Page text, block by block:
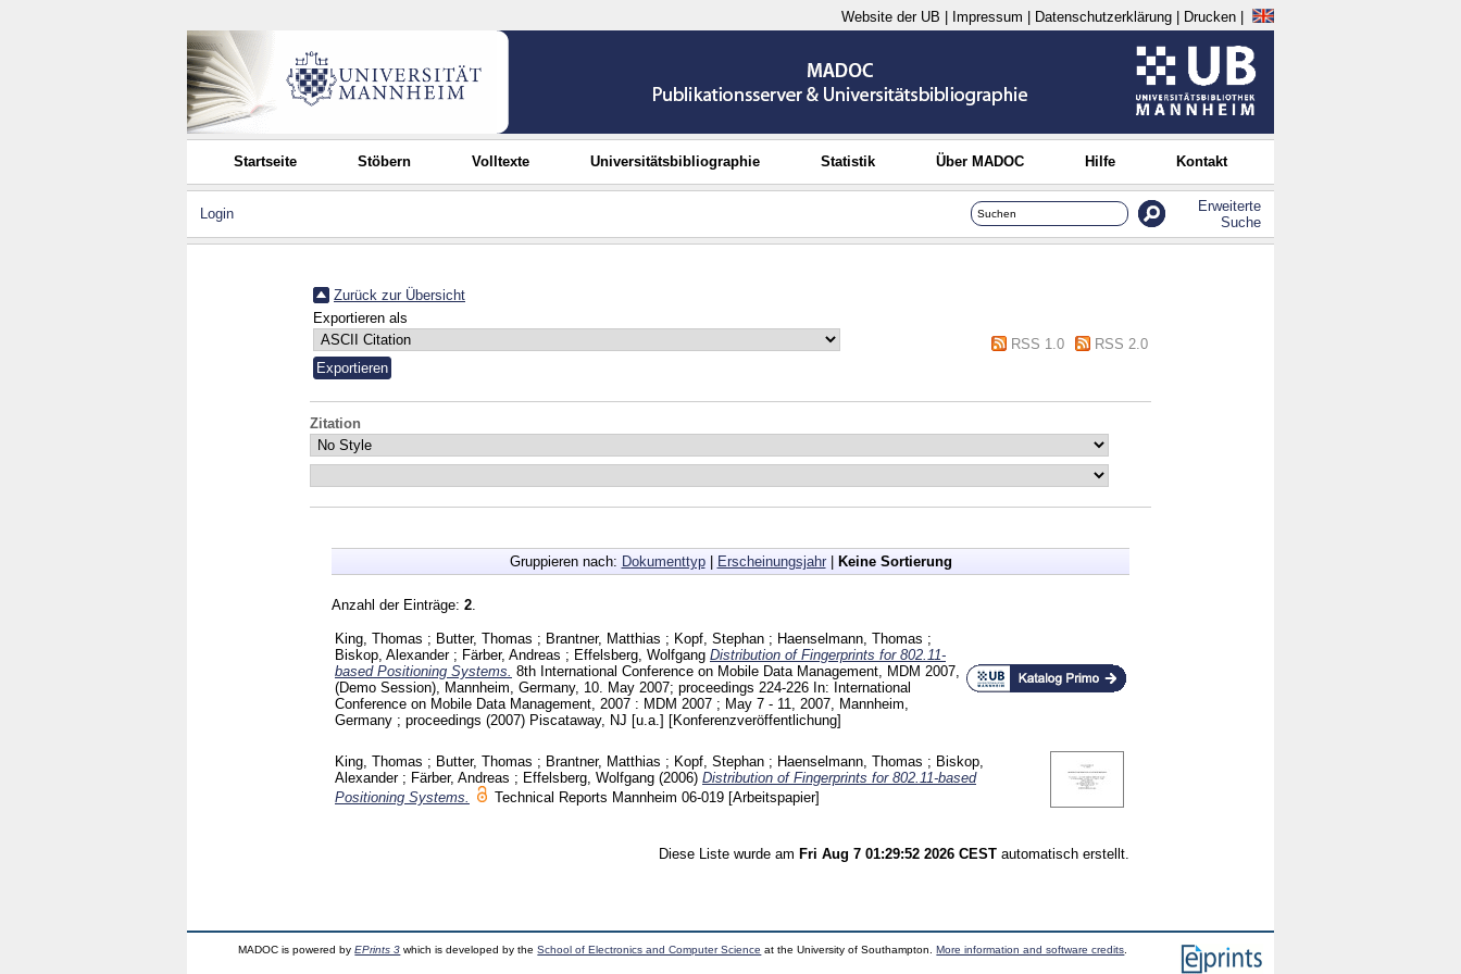
Website der UB Impressum Datenschutzerklärung Drucken
Startseite Stöbern Volltexte Universitätsbibliographie Statistik Über MADOC Hilfe Kontakt
Login
Erweiterte
Suche
Zurück zur Übersicht
Exportieren als
RSS 1.0
RSS 2.0
Zitation
Gruppieren nach: Dokumenttyp| Erscheinungsjahr| Keine Sortierung
Anzahl der Einträge: 2
King, Thomas ; Butter, Thomas ; Brantner, Matthias ; Kopf, Stephan ; Haenselmann, Thomas ;
Biskop, Alexander; Färber, Andreas ; Effelsberg, Wolfgang Distribution of Fingerprints for 802.11-
based Positioning Systems. 8th International Conference on Mobile Data Management, MDM 2007,
(Demo Session), Mannheim, Germany, 10. May 2007; proceedings 224-226 In: International
Conference on Mobile Data Management, 2007 : MDM 2007 ; May 7 - 11, 2007, Mannheim,
Germany ; proceedings (2007) Piscataway, NJ [u.a.] [Konferenzveröffentlichung]
King, Thomas ; Butter, Thomas ; Brantner, Matthias ; Kopf, Stephan ; Haenselmann, Thomas ; Biskop,
Alexander; Färber, Andreas ; Effelsberg, Wolfgang (2006) Distribution of Fingerprints for 802.11-based
Positioning Systems.
Technical Reports Mannheim 06-019 [Arbeitspapier]
Diese Liste wurde am Fri Aug 7 01:29:52 2026 CEST automatisch erstellt.
MADOC is powered byEPrints 3 which is developed by theSchool of Electronics and Computer Science at the University of Southampton.More information and software credits